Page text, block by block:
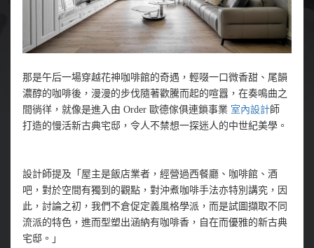
那是午后一場穿越花神咖啡館的奇遇，輕啜一口微香甜、尾韻
濃醇的咖啡後，漫漫的步伐隨著歡騰而起的喧囂，在奏鳴曲之
間徜徉，就像是進入由 Order 歐德傢俱連鎖事業 室內設計師
打造的慢活新古典宅邸，令人不禁想一探迷人的中世紀美學。
設計師提及「屋主是飯店業者，經營過西餐廳、咖啡館、酒
吧，對於空間有獨到的觀點，對沖煮咖啡手法亦特別講究，因
此，討論之初，我們不倉促定義風格學派，而是試圖擷取不同
流派的特色，進而型塑出涵納有咖啡香，自在而優雅的新古典
宅邸。」